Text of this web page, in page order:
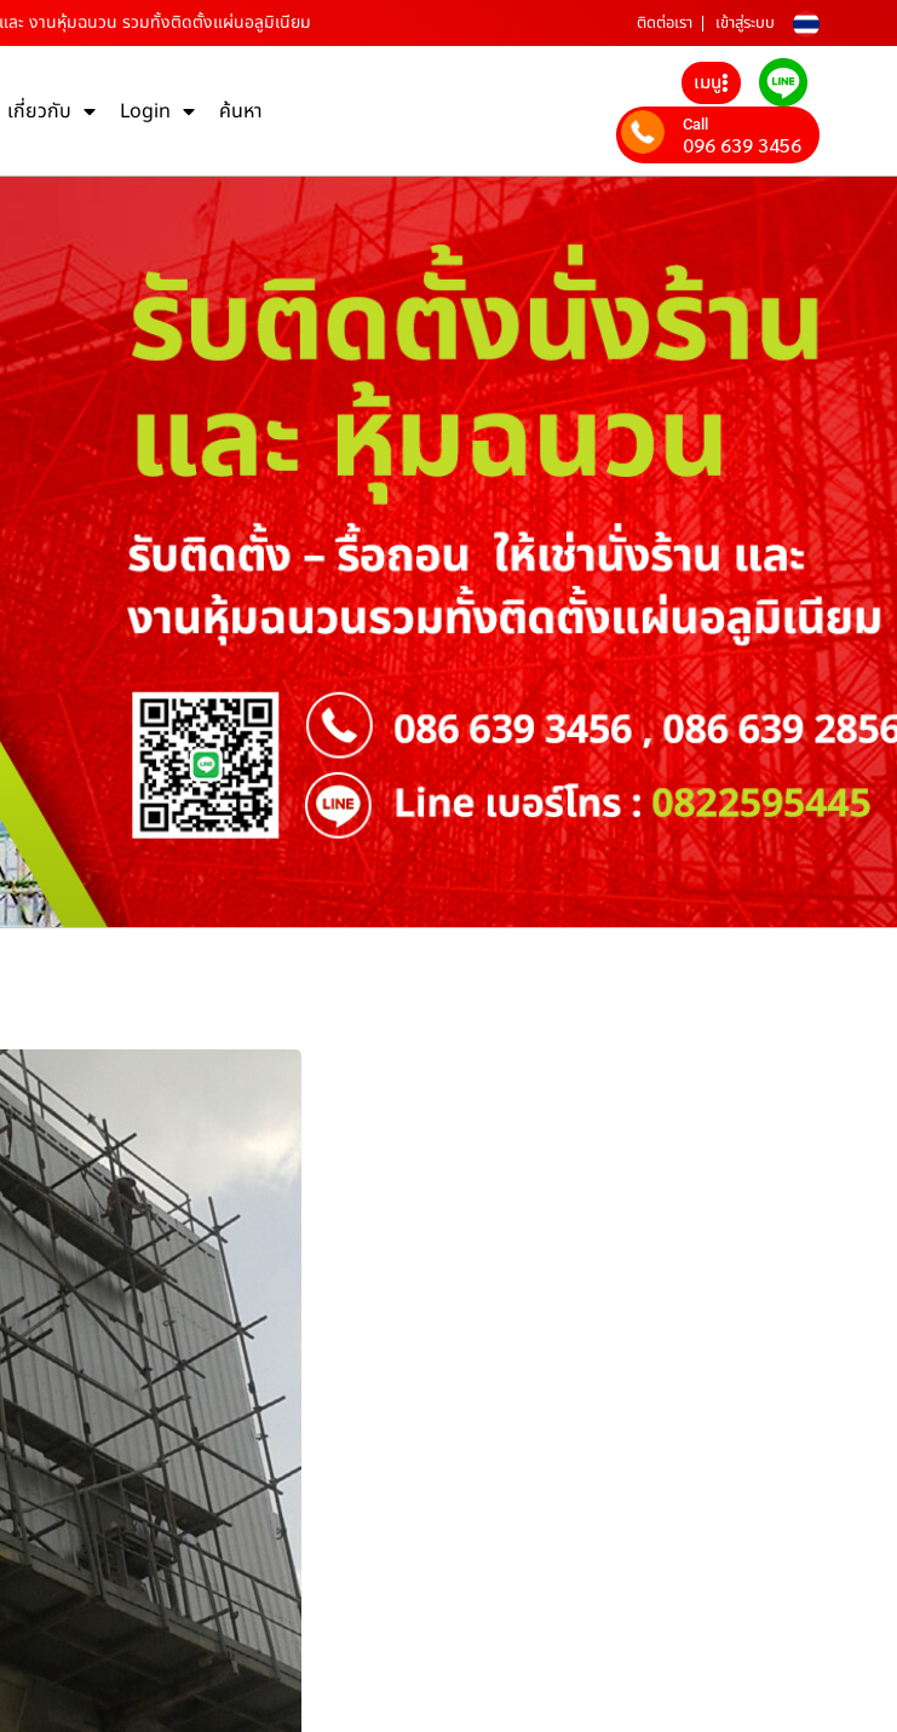
ละ งานหุ้มฉนวน รวมทั้งติดตั้งแผ่นอลูมิเนียม ติดต่อเรา เข้าสู่ระบบ
เกี่ยวกับ Login ค้นหา
เมนู
Call
096 639 3456